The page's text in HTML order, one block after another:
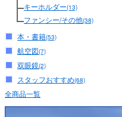
キーホルダー(13)
ファンシー/その他(38)
本・書籍(53)
航空図(7)
双眼鏡(2)
スタッフおすすめ(68)
全商品一覧